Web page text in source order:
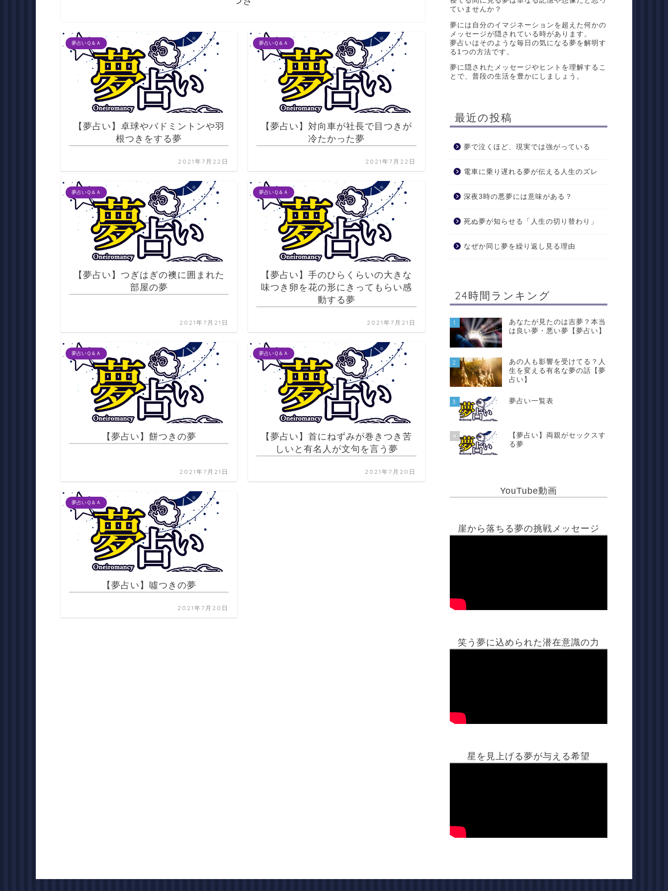
夢占いＱ＆Ａ
【夢占い】卓球やバドミントンや羽
根つきをする夢
2021年7月22日
夢占いＱ＆Ａ
【夢占い】対向車が社長で目つきが
冷たかった夢
2021年7月22日
夢占いＱ＆Ａ
【夢占い】つぎはぎの襖に囲まれた
部屋の夢
2021年7月21日
夢占いＱ＆Ａ
【夢占い】手のひらくらいの大きな
味つき卵を花の形にきってもらい感
動する夢
2021年7月21日
夢占いＱ＆Ａ
【夢占い】餅つきの夢
2021年7月21日
夢占いＱ＆Ａ
【夢占い】首にねずみが巻きつき苦
しいと有名人が文句を言う夢
2021年7月20日
夢占いＱ＆Ａ
【夢占い】噓つきの夢
2021年7月20日
ていませんか？
夢には自分のイマジネーションを超えた何かの
メッセージが隠されている時があります。
夢占いはそのような毎日の気になる夢を解明す
る1つの方法です。
夢に隠されたメッセージやヒントを理解するこ
とで、普段の生活を豊かにしましょう。
最近の投稿
夢で泣くほど、現実では強がっている
電車に乗り遅れる夢が伝える人生のズレ
深夜3時の悪夢には意味がある？
死ぬ夢が知らせる「人生の切り替わり」
なぜか同じ夢を繰り返し見る理由
24時間ランキング
1
あなたが見たのは吉夢？本当
は良い夢・悪い夢【夢占い】
2
あの人も影響を受けてる？人
生を変える有名な夢の話【夢
占い】
3 夢占い一覧表
4
【夢占い】両親がセックスす
る夢
YouTube動画
崖から落ちる夢の挑戦メッセージ
笑う夢に込められた潜在意識の力
星を見上げる夢が与える希望